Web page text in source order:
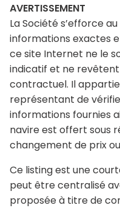
AVERTISSEMENT
La Société s’efforce
informations exactes
ce site Internet ne le
indicatif et ne
contractuel. Il
représentant de
informations fournies
navire est offert sous
changement de prix
Ce listing est une
peut être centralisé
proposée à titre de